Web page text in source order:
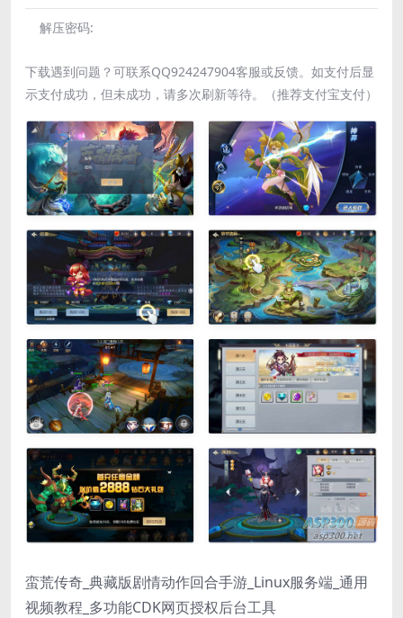
解压密码:
下载遇到问题？可联系QQ924247904客服或反馈。如支付后显
示支付成功，但未成功，请多次刷新等待。（推荐支付宝支付）
蛮荒传奇_典藏版剧情动作回合手游_Linux服务端_通用
视频教程_多功能CDK网页授权后台工具